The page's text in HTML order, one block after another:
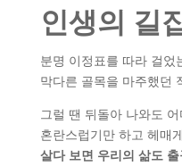
인생의 길
분명 이정표를 따라 걸었
막다른 골목을 마주했던
그럴 땐 뒤돌아 나와도
혼란스럽기만 하고 헤매
살다 보면 우리의 삶도